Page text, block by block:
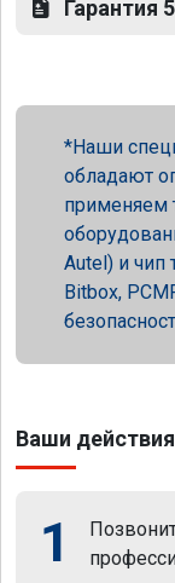
Гарантия
Наши
обладают
применяем
Autel) и чип
Bitbox,
Ваши
1